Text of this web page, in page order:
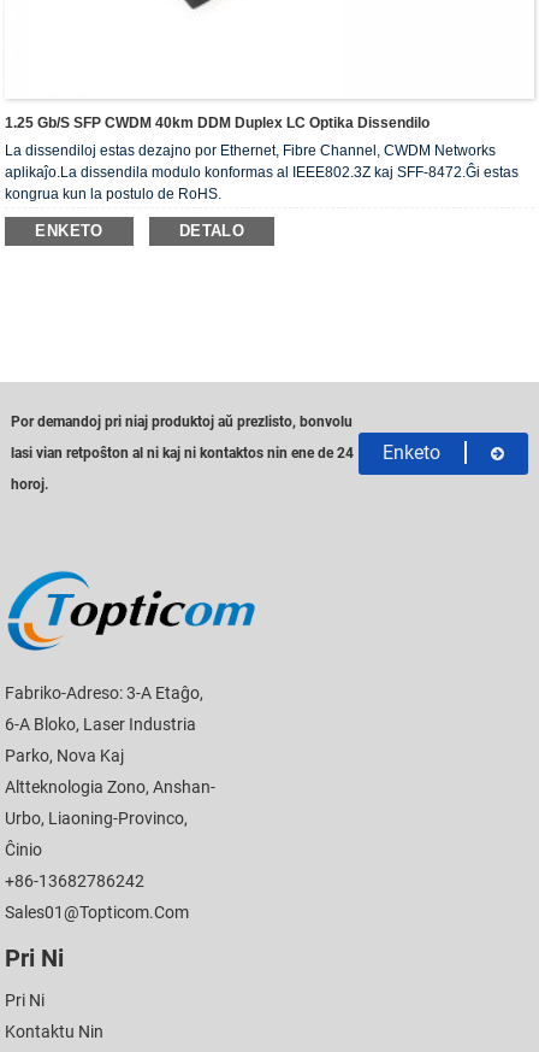
1.25 Gb/s SFP CWDM 40km DDM Duplex LC Optika Dissendilo
La dissendiloj estas dezajno por Ethernet, Fibre Channel, CWDM Networks
aplikaĵo.La dissendila modulo konformas al IEEE802.3Z kaj SFF-8472.Ĝi estas
kongrua kun la postulo de RoHS.
ENKETO DETALO
Por demandoj pri niaj produktoj aŭ prezlisto, bonvolu
lasi vian retpoŝton al ni kaj ni kontaktos nin ene de 24
horoj.
Enketo
Fabriko-Adreso: 3-A Etaĝo,
6-A Bloko, Laser Industria
Parko, Nova Kaj
Altteknologia Zono, Anshan-
Urbo, Liaoning-Provinco,
Ĉinio
+86-13682786242
Sales01@topticom.com
Pri Ni
Pri Ni
Kontaktu Nin